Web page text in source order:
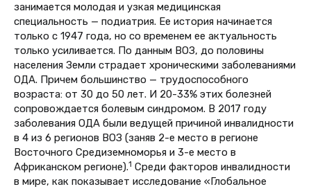
занимается молодая и узкая медицинская
специальность — подиатрия. Ее история начинается
только с 1947 года, но со временем ее актуальность
только усиливается. По данным ВОЗ, до половины
населения Земли страдает хроническими заболеваниями
ОДА. Причем большинство — трудоспособного
возраста: от 30 до 50 лет. И 20-33% этих болезней
сопровождается болевым синдромом. В 2017 году
заболевания ОДА были ведущей причиной инвалидности
в 4 из 6 регионов ВОЗ (заняв 2-е место в регионе
Восточного Средиземноморья и 3-е место в
Африканском регионе).1 Среди факторов инвалидности
в мире, как показывает исследование «Глобальное